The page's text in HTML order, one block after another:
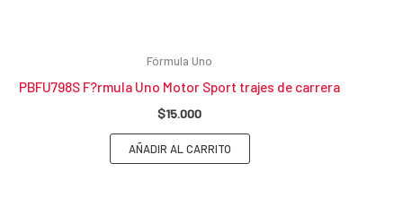
Fórmula Uno
PBFU798S F?rmula Uno Motor Sport trajes de carrera
$15.000
AÑADIR AL CARRITO